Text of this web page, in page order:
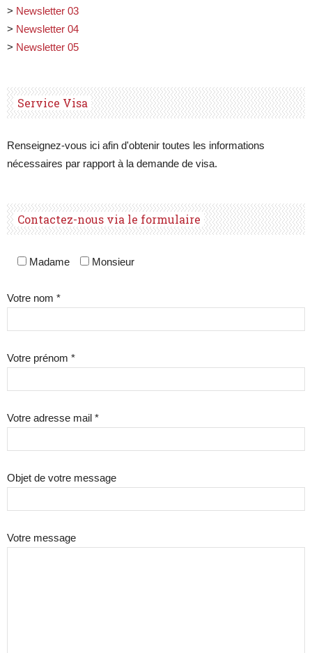
> Newsletter 03
> Newsletter 04
> Newsletter 05
Service Visa
Renseignez-vous ici afin d'obtenir toutes les informations
nécessaires par rapport à la demande de visa.
Contactez-nous via le formulaire
Madame Monsieur
Votre nom *
Votre prénom *
Votre adresse mail *
Objet de votre message
Votre message